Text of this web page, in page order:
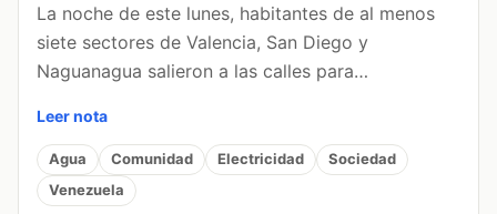
La noche de este lunes, habitantes de al menos
siete sectores de Valencia, San Diego y
Naguanagua salieron a las calles para…
Leer nota
Agua Comunidad Electricidad
Sociedad
Venezuela